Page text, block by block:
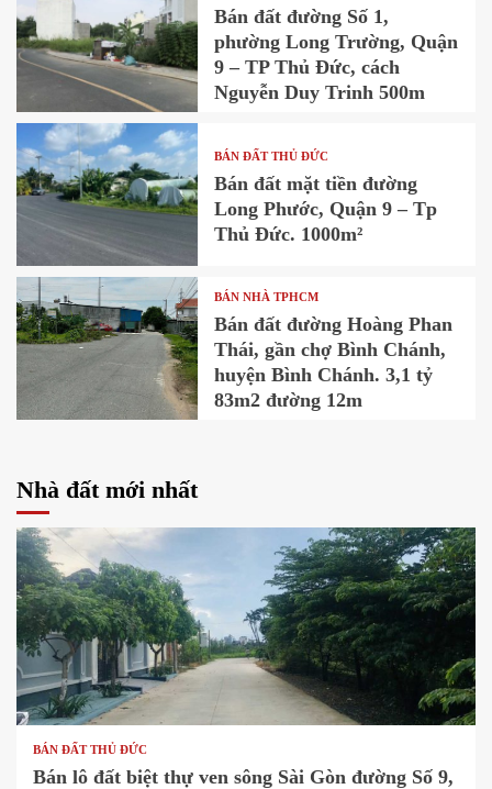
Bán đất đường Số 1,
phường Long Trường, Quận
9 – TP Thủ Đức, cách
Nguyễn Duy Trinh 500m
BÁN ĐẤT THỦ ĐỨC
Bán đất mặt tiền đường
Long Phước, Quận 9 – Tp
Thủ Đức. 1000m²
BÁN NHÀ TPHCM
Bán đất đường Hoàng Phan
Thái, gần chợ Bình Chánh,
huyện Bình Chánh. 3,1 tỷ
83m2 đường 12m
Nhà đất mới nhất
1 min read
BÁN ĐẤT THỦ ĐỨC
Bán lô đất biệt thự ven sông Sài Gòn đường Số 9,